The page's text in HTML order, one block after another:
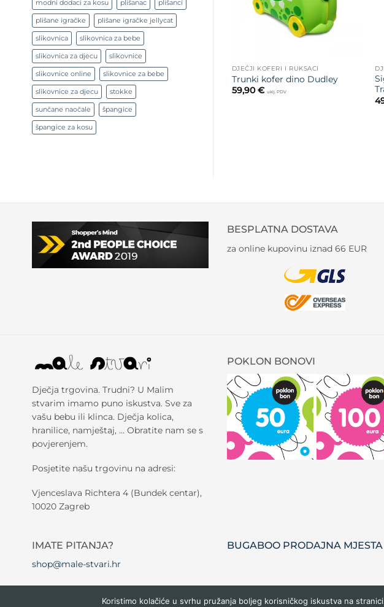
modni dodaci za kosu plišanac plišanci
plišane igračke plišane igračke jellycat
slikovnica slikovnica za bebe
slikovnica za djecu slikovnice
slikovnice online slikovnice za bebe
slikovnice za djecu stokke
sunčane naočale špangice
špangice za kosu
DJEČJI KOFERI I RUKSACI
Trunki kofer dino Dudley
59,90€ uklj. PDV
BESPLATNA DOSTAVA
za online kupovinu iznad 66 EUR
Dječja trgovina. Trudni? U Malim
stvarim imamo puno iskustva. Sve za
vašu bebu ili klinca. Dječja kolica,
hranilice, namještaj, … Obratite nam se s
povjerenjem.
Posjetite našu trgovinu na adresi:
Vjenceslava Richtera 4 (Bundek centar),
10020 Zagreb
POKLON BONOVI
IMATE PITANJA?
shop@male-stvari.hr
BUGABOO PRODAJNA MJESTA
Koristimo kolačiće u svrhu pružanja boljeg korisničkog iskustva na